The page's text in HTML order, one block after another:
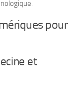
pour
et